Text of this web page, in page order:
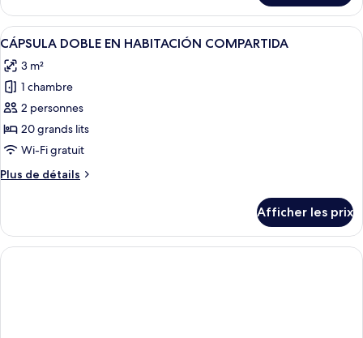
EN
HABITACIÓN
COMPARTIDA
CÁPSULA
INDIVIDUAL
EN
COMPARTIDA
Afficher
toutes
les
photos
pour
ce
type
chambre :
EN
HABITACIÓN
Une chambre moderne avec un lit
13
CÁPSULA DOBLE EN HABITACIÓN COMPARTIDA
3 m²
1 chambre
2 personnes
20 grands lits
Wi-Fi gratuit
Plus de détails
Plus
CÁPSULA
DOBLE
EN
Afficher les prix